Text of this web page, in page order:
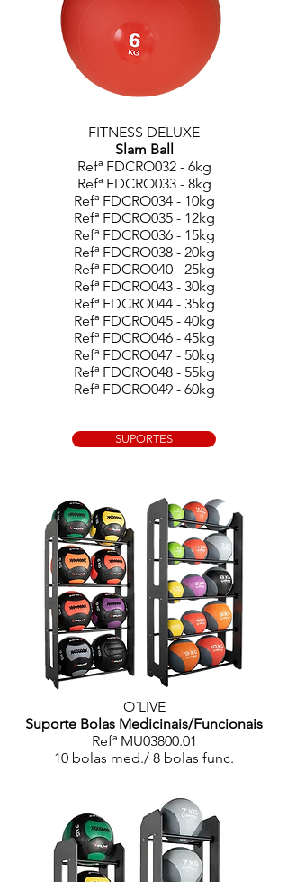
FITNESS DELUXE
Slam Ball
Refª FDCRO032 - 6kg
Refª FDCRO033 - 8kg
Refª FDCRO034 - 10kg
Refª FDCRO035 - 12kg
Refª FDCRO036 - 15kg
Refª FDCRO038 - 20kg
Refª FDCRO040 - 25kg
Refª FDCRO043 - 30kg
Refª FDCRO044 - 35kg
Refª FDCRO045 - 40kg
Refª FDCRO046 - 45kg
Refª FDCRO047 - 50kg
Refª FDCRO048 - 55kg
Refª FDCRO049 - 60kg
SUPORTES
O´LIVE
Suporte Bolas Medicinais/Funcionais
Refª MU03800.01
10 bolas med./ 8 bolas func.